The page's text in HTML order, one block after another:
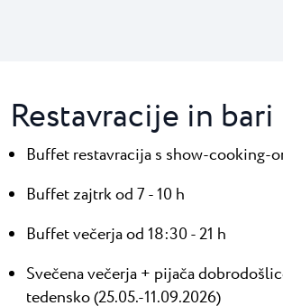
Restavracije in bari
Buffet restavracija s show-cooking-
Buffet zajtrk od 7 - 10 h
Buffet večerja od 18:30 - 21 h
Svečena večerja + pijača
tedensko (25.05.-11.09.2026)